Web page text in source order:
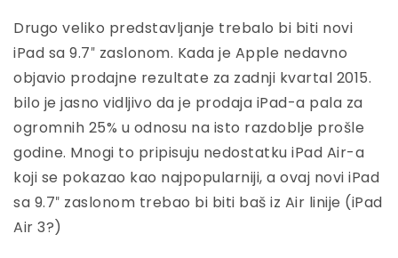
Drugo veliko predstavljanje trebalo bi biti novi
iPad sa 9.7″ zaslonom. Kada je Apple nedavno
objavio prodajne rezultate za zadnji kvartal 2015.
bilo je jasno vidljivo da je prodaja iPad-a pala za
ogromnih 25% u odnosu na isto razdoblje prošle
godine. Mnogi to pripisuju nedostatku iPad Air-a
koji se pokazao kao najpopularniji, a ovaj novi iPad
sa 9.7″ zaslonom trebao bi biti baš iz Air linije (iPad
Air 3?)